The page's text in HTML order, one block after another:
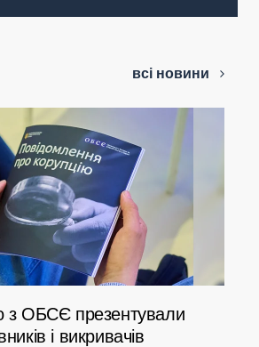
всі новини
з ОБСЄ презентували
і викривачів